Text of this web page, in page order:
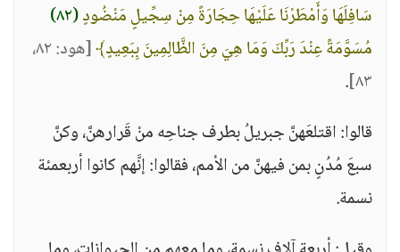
سَافِلَهَا وَأَمْطَرْنَا عَلَيْهَا حِجَارَةً مِنْ سِجِّيلٍ مَنْضُودٍ(٨٢)
مُسَوَّمَةً عِنْدَ رَبِّكَ وَمَا هِيَ مِنَ الظَّالِمِينَ بِبَعِيدٍ﴾
[هود: ٨٢،
٨٣] .
قالوا: اقتلعَهنَّ جبريلُ بطرف جناحِه منْ قَرارهنَّ، وكنَّ
سبعَ مُدُنٍ بمن فيهنَّ من الأمم، فقالوا: إنَّهم كانوا أربعمئة
نسمة.